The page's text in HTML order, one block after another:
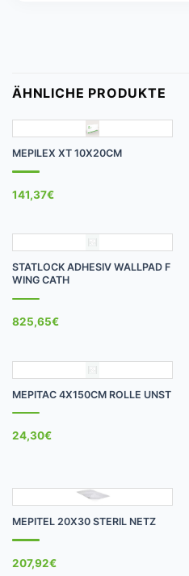
ÄHNLICHE PRODUKTE
MEPILEX XT 10X20CM
141,37€
STATLOCK ADHESIV WALLPAD F
WING CATH
825,65€
MEPITAC 4X150CM ROLLE UNST
24,30€
MEPITEL 20X30 STERIL NETZ
207,92€